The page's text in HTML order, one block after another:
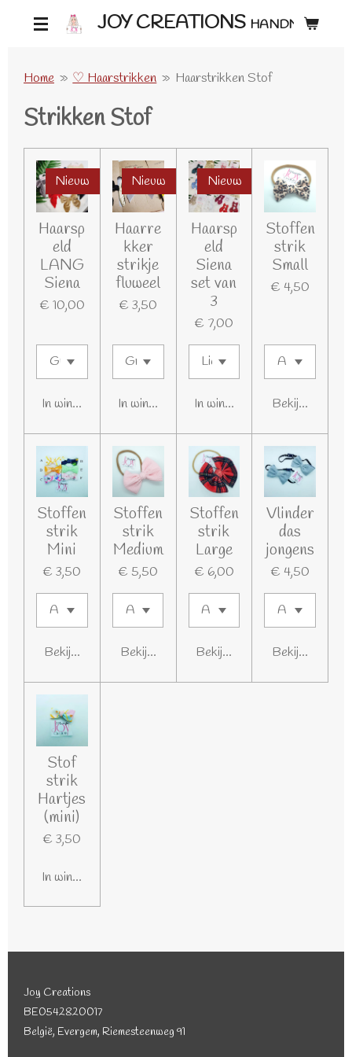
hoofdinhoud
JOY CREATIONS HANDMADE ♡
Home » ♡ Haarstrikken » Haarstrikken Stof
Strikken Stof
Nieuw
Haarsp
eld
LANG
Siena
€ 10,00
In winkelwagen
Nieuw
Haarre
kker
strikje
fluweel
€ 3,50
In winkelwagen
Nieuw
Haarsp
eld
Siena
set van
3
€ 7,00
In winkelwagen
Stoffen
strik
Small
€ 4,50
Bekijk details
Stoffen
strik
Mini
€ 3,50
Bekijk details
Stoffen
strik
Medium
€ 5,50
Bekijk details
Stoffen
strik
Large
€ 6,00
Bekijk details
Vlinder
das
jongens
€ 4,50
Bekijk details
Stof
strik
Hartjes
(mini)
€ 3,50
In winkelwagen
Joy Creations
BE0542820017
België, Evergem, Riemesteenweg 91